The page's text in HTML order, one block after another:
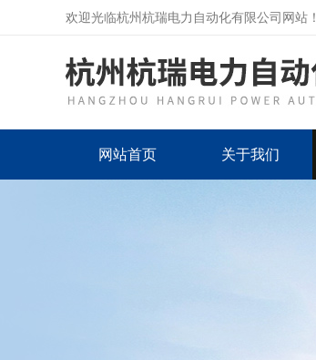
欢迎光临杭州杭瑞电力自动化有限公司网站！
网站首页 关于我们